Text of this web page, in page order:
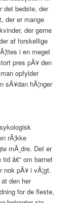
det bedste, der
der er mange
der gerne
af forskellige
i en meget
pres pÃ¥ den
opfylder
sÃ¥dan hÃ¦nger
rÃ¦kke
mÃ¸dre. Det er
â€“ om barnet
pÃ¥ i vÃ¦gt.
den her
for de fleste,